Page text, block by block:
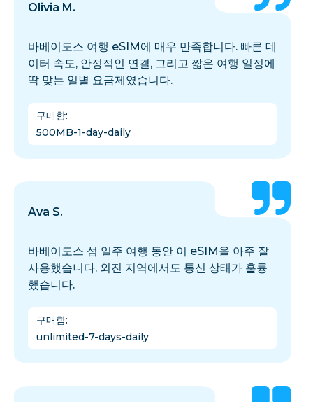
Olivia M.
바베이도스 여행 eSIM에 매우 만족합니다. 빠른 데
이터 속도, 안정적인 연결, 그리고 짧은 여행 일정에
딱 맞는 일별 요금제였습니다.
구매함:
500MB-1-day-daily
Ava S.
바베이도스 섬 일주 여행 동안 이 eSIM을 아주 잘
사용했습니다. 외진 지역에서도 통신 상태가 훌륭
했습니다.
구매함:
unlimited-7-days-daily